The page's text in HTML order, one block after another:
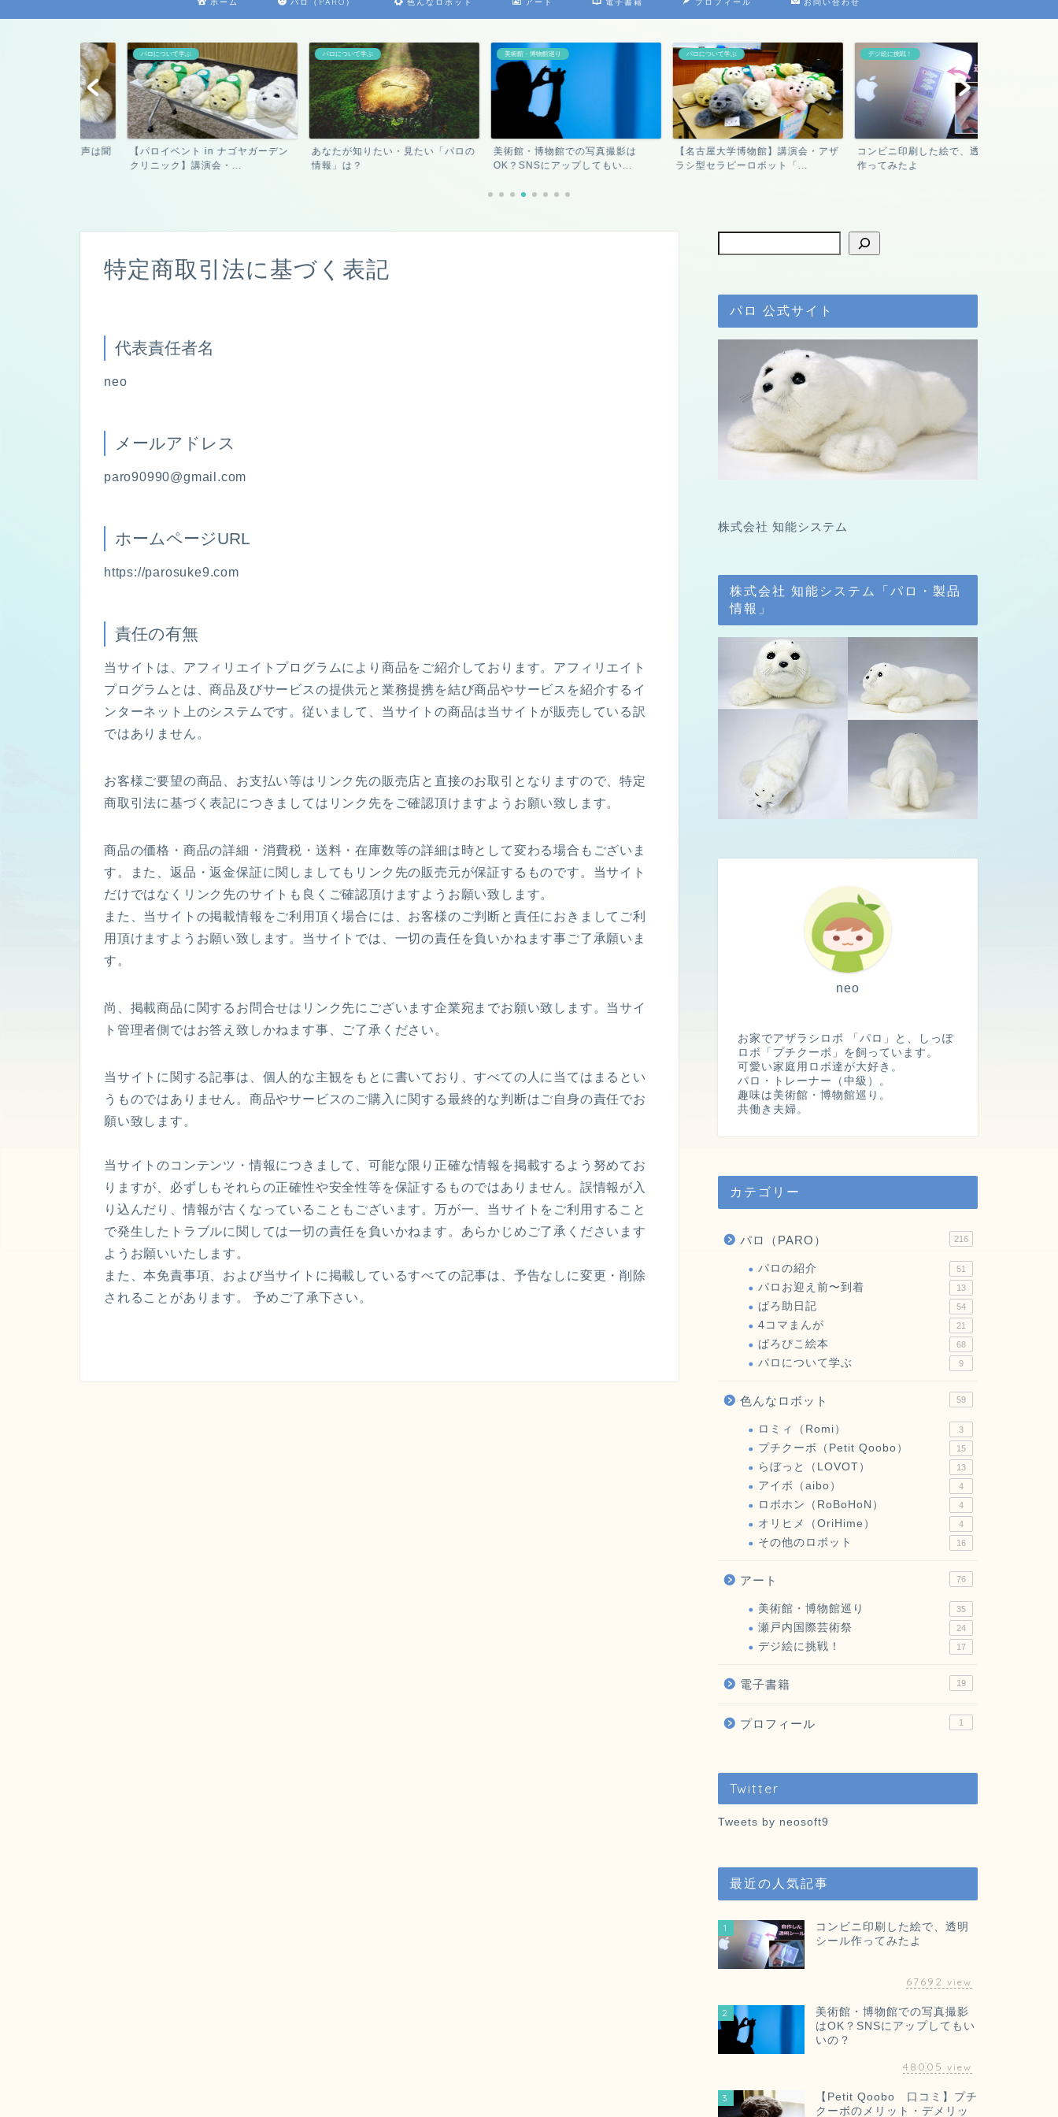
ホーム パロ（PARO） 色んなロボット アート 電子書籍 プロフィール お問い合わせ
パロについて学ぶ
【パロイベント in ナゴヤガーデン
クリニック】講演会・...
パロについて学ぶ
あなたが知りたい・見たい「パロの
情報」は？
美術館・博物館巡り
美術館・博物館での写真撮影は
OK？SNSにアップしてもい...
パロについて学ぶ
【名古屋大学博物館】講演会・アザ
ラシ型セラピーロボット「...
デジ絵に挑戦！
コンビニ印刷した絵で、透明シール
作ってみたよ
特定商取引法に基づく表記
代表責任者名
neo
メールアドレス
paro90990@gmail.com
ホームページURL
https://parosuke9.com
責任の有無
当サイトは、アフィリエイトプログラムにより商品をご紹介しております。アフィリエイト
プログラムとは、商品及びサービスの提供元と業務提携を結び商品やサービスを紹介するイ
ンターネット上のシステムです。従いまして、当サイトの商品は当サイトが販売している訳
ではありません。
お客様ご要望の商品、お支払い等はリンク先の販売店と直接のお取引となりますので、特定
商取引法に基づく表記につきましてはリンク先をご確認頂けますようお願い致します。
商品の価格・商品の詳細・消費税・送料・在庫数等の詳細は時として変わる場合もございま
す。また、返品・返金保証に関しましてもリンク先の販売元が保証するものです。当サイト
だけではなくリンク先のサイトも良くご確認頂けますようお願い致します。
また、当サイトの掲載情報をご利用頂く場合には、お客様のご判断と責任におきましてご利
用頂けますようお願い致します。当サイトでは、一切の責任を負いかねます事ご了承願いま
す。
尚、掲載商品に関するお問合せはリンク先にございます企業宛までお願い致します。当サイ
ト管理者側ではお答え致しかねます事、ご了承ください。
当サイトに関する記事は、個人的な主観をもとに書いており、すべての人に当てはまるとい
うものではありません。商品やサービスのご購入に関する最終的な判断はご自身の責任でお
願い致します。
当サイトのコンテンツ・情報につきまして、可能な限り正確な情報を掲載するよう努めてお
りますが、必ずしもそれらの正確性や安全性等を保証するものではありません。誤情報が入
り込んだり、情報が古くなっていることもございます。万が一、当サイトをご利用すること
で発生したトラブルに関しては一切の責任を負いかねます。あらかじめご了承くださいます
ようお願いいたします。
また、本免責事項、および当サイトに掲載しているすべての記事は、予告なしに変更・削除
されることがあります。 予めご了承下さい。
パロ 公式サイト
株式会社 知能システム
株式会社 知能システム「パロ・製品
情報」
neo
お家でアザラシロボ 「パロ」と、しっぽ
ロボ「プチクーボ」を飼っています。
可愛い家庭用ロボ達が大好き。
パロ・トレーナー（中級）。
趣味は美術館・博物館巡り。
共働き夫婦。
カテゴリー
パロ（PARO） 216
パロの紹介 51
パロお迎え前〜到着 13
ぱろ助日記 54
4コマまんが 21
ぱろぴこ絵本 68
パロについて学ぶ 9
色んなロボット 59
ロミィ（Romi） 3
プチクーボ（Petit Qoobo） 15
らぼっと（LOVOT） 13
アイボ（aibo） 4
ロボホン（RoBoHoN） 4
オリヒメ（OriHime） 4
その他のロボット 16
アート 76
美術館・博物館巡り 35
瀬戸内国際芸術祭 24
デジ絵に挑戦！ 17
電子書籍 19
プロフィール 1
Twitter
Tweets by neosoft9
最近の人気記事
1
コンビニ印刷した絵で、透明
シール作ってみたよ
67692 view
2
美術館・博物館での写真撮影
はOK？SNSにアップしてもい
いの？
48005 view
3
【Petit Qoobo 口コミ】プチ
クーボのメリット・デメリッ